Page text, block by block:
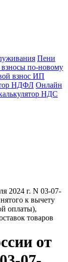
Пени
по-новому
взнос ИП
НДФЛ Онлайн
НДС
2024 г. N 03-07-
к вычету
оплаты),
товаров
от